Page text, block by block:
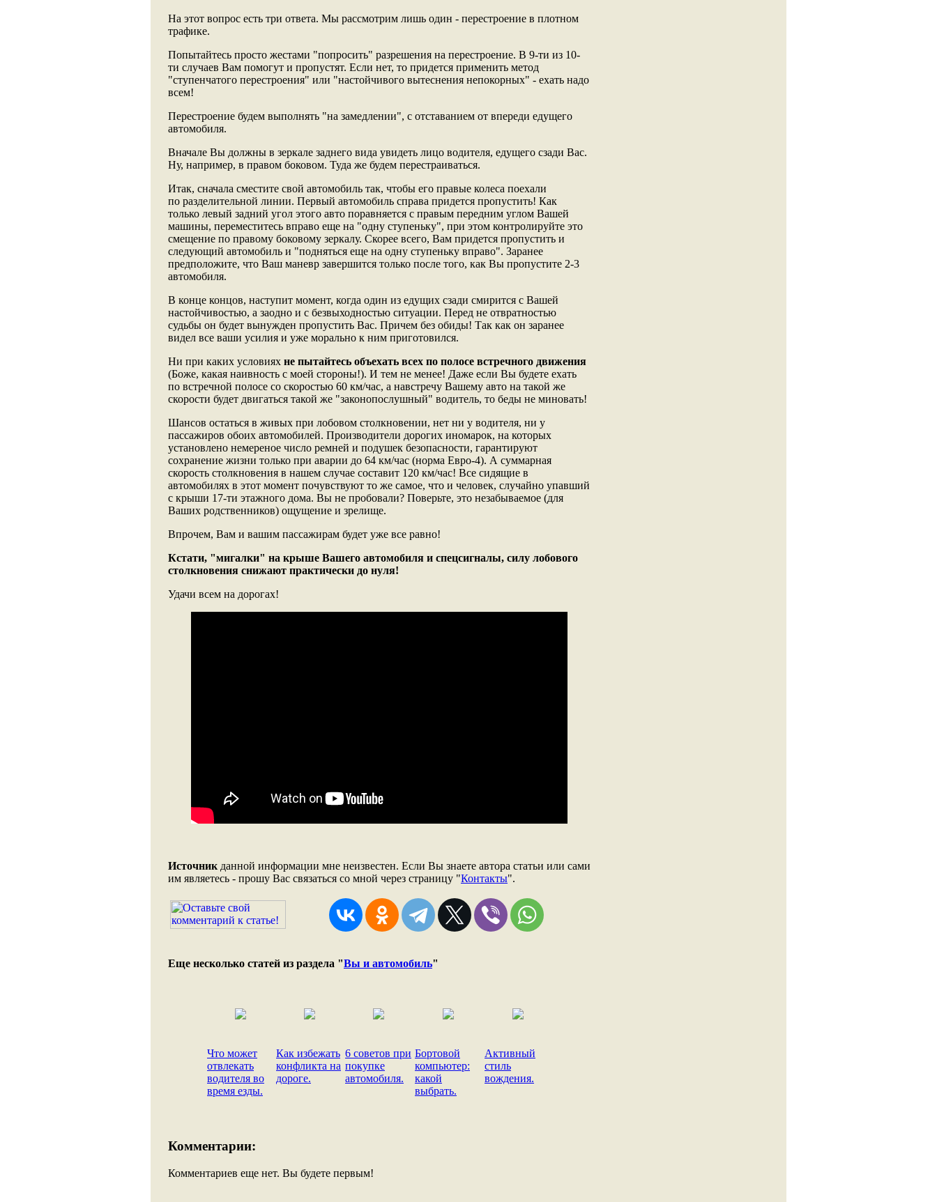
На этот вопрос есть три ответа. Мы рассмотрим лишь один - перестроение в плотном
трафике.
Попытайтесь просто жестами "попросить" разрешения на перестроение. В 9-ти из 10-
ти случаев Вам помогут и пропустят. Если нет, то придется применить метод
"ступенчатого перестроения" или "настойчивого вытеснения непокорных" - ехать надо
всем!
Перестроение будем выполнять "на замедлении", с отставанием от впереди едущего
автомобиля.
Вначале Вы должны в зеркале заднего вида увидеть лицо водителя, едущего сзади Вас.
Ну, например, в правом боковом. Туда же будем перестраиваться.
Итак, сначала сместите свой автомобиль так, чтобы его правые колеса поехали
по разделительной линии. Первый автомобиль справа придется пропустить! Как
только левый задний угол этого авто поравняется с правым передним углом Вашей
машины, переместитесь вправо еще на "одну ступеньку", при этом контролируйте это
смещение по правому боковому зеркалу. Скорее всего, Вам придется пропустить и
следующий автомобиль и "подняться еще на одну ступеньку вправо". Заранее
предположите, что Ваш маневр завершится только после того, как Вы пропустите 2-3
автомобиля.
В конце концов, наступит момент, когда один из едущих сзади смирится с Вашей
настойчивостью, а заодно и с безвыходностью ситуации. Перед не отвратностью
судьбы он будет вынужден пропустить Вас. Причем без обиды! Так как он заранее
видел все ваши усилия и уже морально к ним приготовился.
Ни при каких условиях не пытайтесь объехать всех по полосе встречного движения
(Боже, какая наивность с моей стороны!). И тем не менее! Даже если Вы будете ехать
по встречной полосе со скоростью 60 км/час, а навстречу Вашему авто на такой же
скорости будет двигаться такой же "законопослушный" водитель, то беды не миновать!
Шансов остаться в живых при лобовом столкновении, нет ни у водителя, ни у
пассажиров обоих автомобилей. Производители дорогих иномарок, на которых
установлено немереное число ремней и подушек безопасности, гарантируют
сохранение жизни только при аварии до 64 км/час (норма Евро-4). А суммарная
скорость столкновения в нашем случае составит 120 км/час! Все сидящие в
автомобилях в этот момент почувствуют то же самое, что и человек, случайно упавший
с крыши 17-ти этажного дома. Вы не пробовали? Поверьте, это незабываемое (для
Ваших родственников) ощущение и зрелище.
Впрочем, Вам и вашим пассажирам будет уже все равно!
Кстати, "мигалки" на крыше Вашего автомобиля и спецсигналы, силу лобового
столкновения снижают практически до нуля!
Удачи всем на дорогах!
Источник данной информации мне неизвестен. Если Вы знаете автора статьи или сами
им являетесь - прошу Вас связаться со мной через страницу "Контакты".
Еще несколько статей из раздела "Вы и автомобиль"
Что может
отвлекать
водителя во
время езды.
Как избежать
конфликта на
дороге.
6 советов при
покупке
автомобиля.
Бортовой
компьютер:
какой
выбрать.
Активный
стиль
вождения.
Комментарии:
Комментариев еще нет. Вы будете первым!